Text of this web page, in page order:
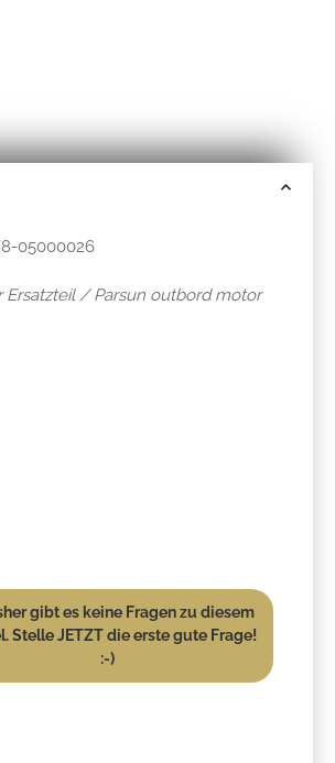
05000026
Ersatzteil / Parsun outbord motor
gibt es keine Fragen zu diesem
Stelle JETZT die erste gute Frage!
:-)